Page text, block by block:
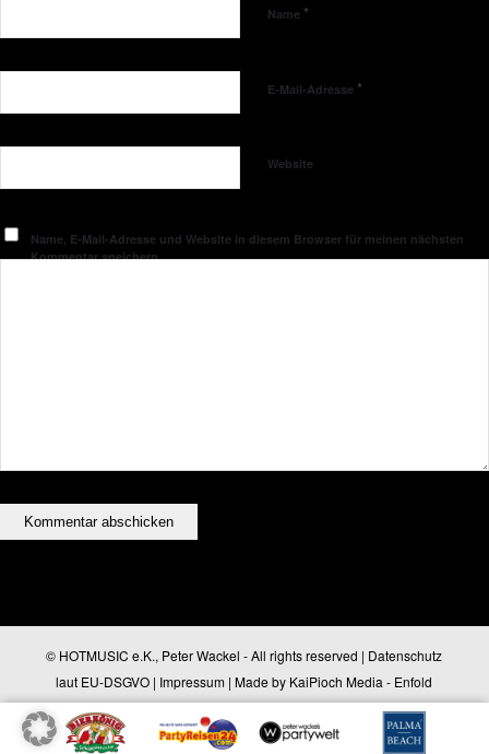
Name *
E-Mail-Adresse *
Website
Name, E-Mail-Adresse und Website in diesem Browser für meinen nächsten
Kommentar speichern.
© HOTMUSIC e.K., Peter Wackel - All rights reserved | Datenschutz
laut EU-DSGVO | Impressum | Made by KaiPioch Media - Enfold
WordPress Theme by Kriesi